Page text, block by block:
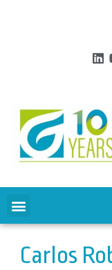
Carlos